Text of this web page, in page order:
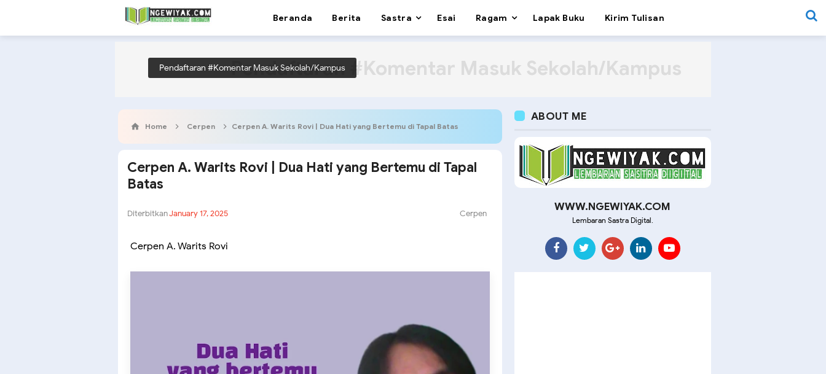
Beranda Berita Sastra Esai Ragam Lapak Buku Kirim Tulisan
Pendaftaran #Komentar Masuk Sekolah/Kampus
Pendaftaran #Komentar Masuk Sekolah/Kampus
Home Cerpen Cerpen A. Warits Rovi | Dua Hati yang Bertemu di Tapal Batas
Cerpen A. Warits Rovi | Dua Hati yang Bertemu di Tapal
Batas
DiterbitkanJanuary 17, 2025 Cerpen
Cerpen A. Warits Rovi
ABOUT ME
WWW.NGEWIYAK.COM
Lembaran Sastra Digital.